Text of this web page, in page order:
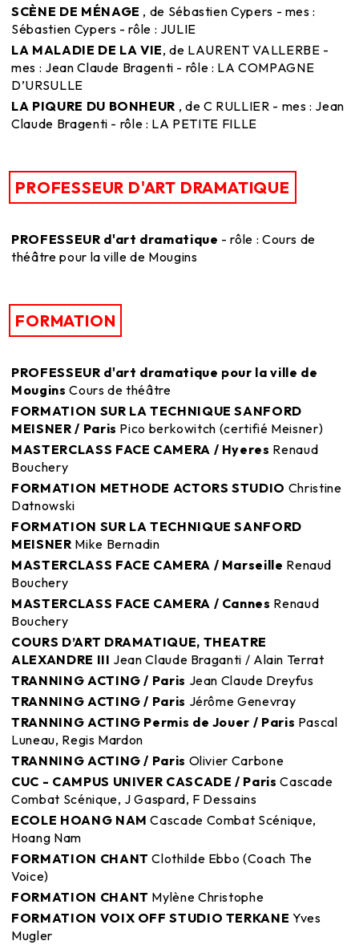
SCÈNE DE MÉNAGE , de Sébastien Cypers - mes :
Sébastien Cypers - rôle : JULIE
LA MALADIE DE LA VIE, de LAURENT VALLERBE -
mes : Jean Claude Bragenti - rôle : LA COMPAGNE
D’URSULLE
LA PIQURE DU BONHEUR , de C RULLIER - mes : Jean
Claude Bragenti - rôle : LA PETITE FILLE
PROFESSEUR D'ART DRAMATIQUE
PROFESSEUR d'art dramatique - rôle : Cours de
théâtre pour la ville de Mougins
FORMATION
PROFESSEUR d'art dramatique pour la ville de
Mougins Cours de théâtre
FORMATION SUR LA TECHNIQUE SANFORD
MEISNER / Paris Pico berkowitch (certifié Meisner)
MASTERCLASS FACE CAMERA / Hyeres Renaud
Bouchery
FORMATION METHODE ACTORS STUDIO Christine
Datnowski
FORMATION SUR LA TECHNIQUE SANFORD
MEISNER Mike Bernadin
MASTERCLASS FACE CAMERA / Marseille Renaud
Bouchery
MASTERCLASS FACE CAMERA / Cannes Renaud
Bouchery
COURS D’ART DRAMATIQUE, THEATRE
ALEXANDRE III Jean Claude Braganti / Alain Terrat
TRANNING ACTING / Paris Jean Claude Dreyfus
TRANNING ACTING / Paris Jérôme Genevray
TRANNING ACTING Permis de Jouer / Paris Pascal
Luneau, Regis Mardon
TRANNING ACTING / Paris Olivier Carbone
CUC - CAMPUS UNIVER CASCADE / ParisCascade
Combat Scénique, J Gaspard, F Dessains
ECOLE HOANG NAMCascade Combat Scénique,
Hoang Nam
FORMATION CHANTClothilde Ebbo (Coach The
Voice)
FORMATION CHANT Mylène Christophe
FORMATION VOIX OFF STUDIO TERKANE Yves
Mugler